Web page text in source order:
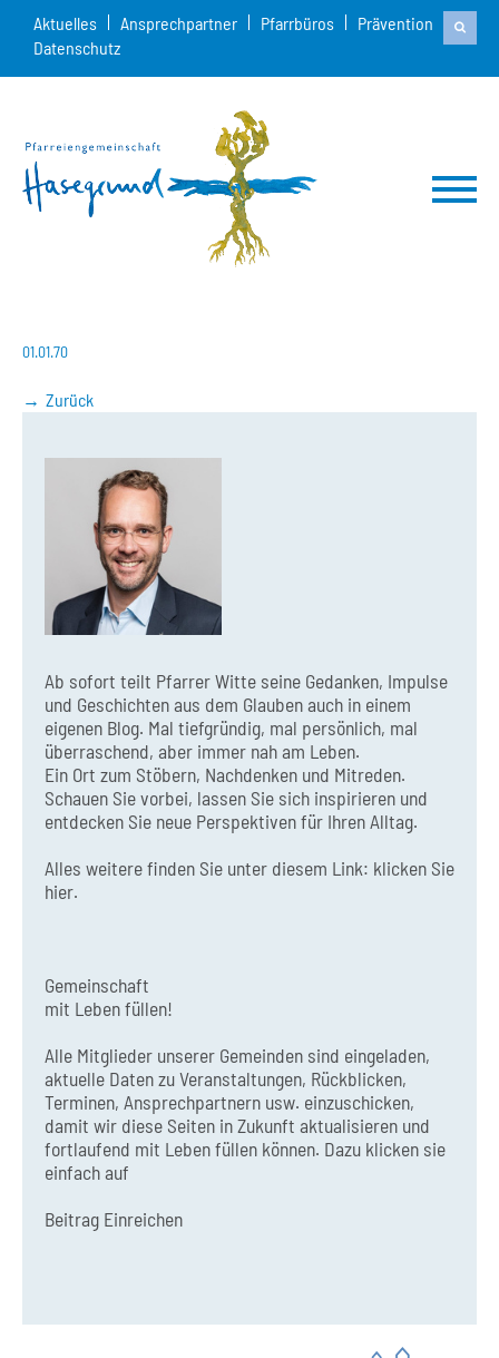
Aktuelles Ansprechpartner Pfarrbüros
Prävention
Datenschutz
01.01.70
Zurück
Ab sofort teilt Pfarrer Witte seine Gedanken, Impulse
und Geschichten aus dem Glauben auch in einem
eigenen Blog. Mal tiefgründig, mal persönlich, mal
überraschend, aber immer nah am Leben.
Ein Ort zum Stöbern, Nachdenken und Mitreden.
Schauen Sie vorbei, lassen Sie sich inspirieren und
entdecken Sie neue Perspektiven für Ihren Alltag.
Alles weitere finden Sie unter diesem Link: klicken Sie
hier.
Gemeinschaft
mit Leben füllen!
Alle Mitglieder unserer Gemeinden sind eingeladen,
aktuelle Daten zu Veranstaltungen, Rückblicken,
Terminen, Ansprechpartnern usw. einzuschicken,
damit wir diese Seiten in Zukunft aktualisieren und
fortlaufend mit Leben füllen können. Dazu klicken sie
einfach auf
Beitrag Einreichen